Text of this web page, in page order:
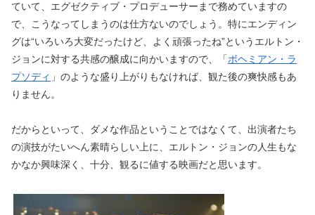
ていて、エグゼクティブ・プロデューサーまで務めていますの
で、こうなってしまうのは仕方ないのでしょう。特にエンディン
グは“いろいろ大変だったけど、よく頑張ったね”というエルトン・
ジョンに対する共感の醸成に向かいますので、「ボヘミアン・ラ
プソディ 」のような盛り上がりもなければ、観た後の爽快感もあ
りません。
だからといって、ダメな作品ということではなくて、出演者たち
の演技がたいへん素晴らしい上に、エルトン・ジョンの人生もな
かなか興味深く、十分、観るに値する映画だと思います。